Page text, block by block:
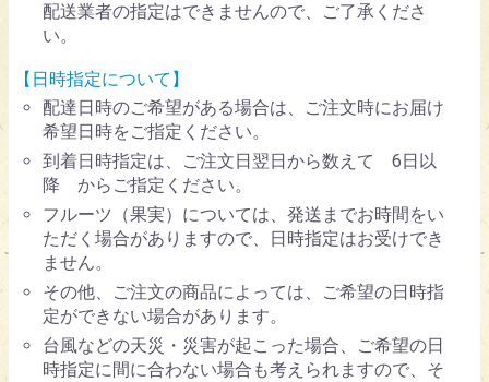
配送業者の指定はできませんので、ご了承くださ
い。
【日時指定について】
配達日時のご希望がある場合は、ご注文時にお届け
希望日時をご指定ください。
到着日時指定は、ご注文日翌日から数えて 6日以
降 からご指定ください。
フルーツ（果実）については、発送までお時間をい
ただく場合がありますので、日時指定はお受けでき
ません。
その他、ご注文の商品によっては、ご希望の日時指
定ができない場合があります。
台風などの天災・災害が起こった場合、ご希望の日
時指定に間に合わない場合も考えられますので、そ